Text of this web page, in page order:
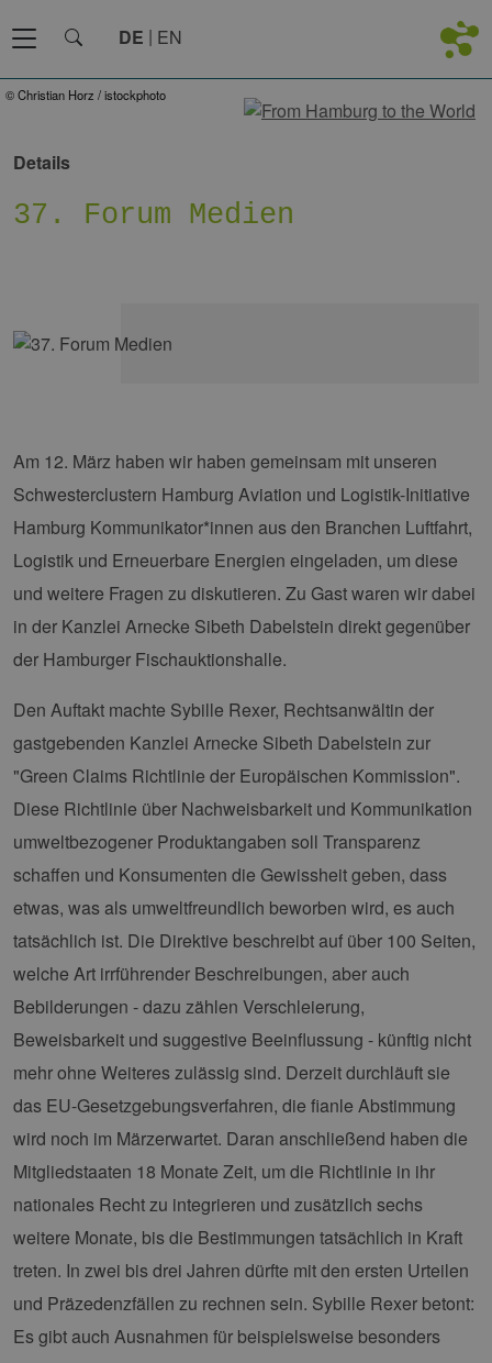
DE EN
© Christian Horz / istockphoto
Details
37. Forum Medien
Am 12. März haben wir haben gemeinsam mit unseren
Schwesterclustern Hamburg Aviation und Logistik-Initiative
Hamburg Kommunikator*innen aus den Branchen Luftfahrt,
Logistik und Erneuerbare Energien eingeladen, um diese
und weitere Fragen zu diskutieren. Zu Gast waren wir dabei
in der Kanzlei Arnecke Sibeth Dabelstein direkt gegenüber
der Hamburger Fischauktionshalle.
Den Auftakt machte Sybille Rexer, Rechtsanwältin der
gastgebenden Kanzlei Arnecke Sibeth Dabelstein zur
"Green Claims Richtlinie der Europäischen Kommission".
Diese Richtlinie über Nachweisbarkeit und Kommunikation
umweltbezogener Produktangaben soll Transparenz
schaffen und Konsumenten die Gewissheit geben, dass
etwas, was als umweltfreundlich beworben wird, es auch
tatsächlich ist. Die Direktive beschreibt auf über 100 Seiten,
welche Art irrführender Beschreibungen, aber auch
Bebilderungen - dazu zählen Verschleierung,
Beweisbarkeit und suggestive Beeinflussung - künftig nicht
mehr ohne Weiteres zulässig sind. Derzeit durchläuft sie
das EU-Gesetzgebungsverfahren, die fianle Abstimmung
wird noch im Märzerwartet. Daran anschließend haben die
Mitgliedstaaten 18 Monate Zeit, um die Richtlinie in ihr
nationales Recht zu integrieren und zusätzlich sechs
weitere Monate, bis die Bestimmungen tatsächlich in Kraft
treten. In zwei bis drei Jahren dürfte mit den ersten Urteilen
und Präzedenzfällen zu rechnen sein. Sybille Rexer betont:
Es gibt auch Ausnahmen für beispielsweise besonders